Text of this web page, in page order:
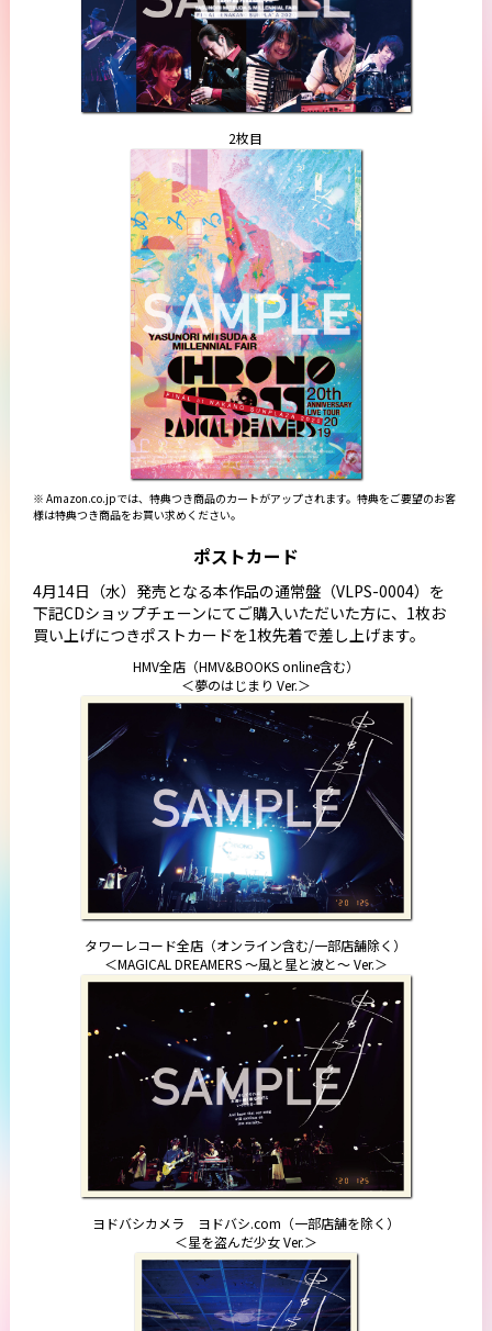
2枚目
※ Amazon.co.jpでは、特典つき商品のカートがアップされます。特典をご要望のお客
様は特典つき商品をお買い求めください。
ポストカード
4月14日（水）発売となる本作品の通常盤（VLPS-0004）を
下記CDショップチェーンにてご購入いただいた方に、1枚お
買い上げにつきポストカードを1枚先着で差し上げます。
HMV全店（HMV&BOOKS online含む）
＜夢のはじまり Ver.＞
タワーレコード全店（オンライン含む/一部店舗除く）
＜MAGICAL DREAMERS ～風と星と波と～ Ver.＞
ヨドバシカメラ ヨドバシ.com（一部店舗を除く）
＜星を盗んだ少女 Ver.＞